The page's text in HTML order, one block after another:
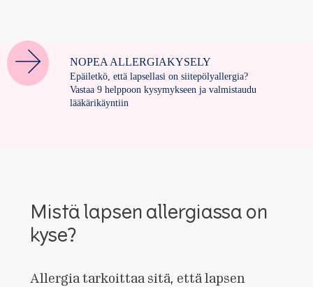
NOPEA ALLERGIAKYSELY
Epäiletkö, että lapsellasi on siitepölyallergia?
Vastaa 9 helppoon kysymykseen ja valmistaudu
lääkärikäyntiin
Mistä lapsen allergiassa on
kyse?
Allergia tarkoittaa sitä, että lapsen